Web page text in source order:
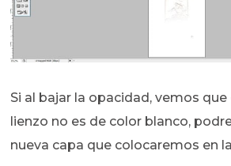
Si al bajar la opacidad, vemos
lienzo no es de color blanco,
nueva capa que colocaremos en